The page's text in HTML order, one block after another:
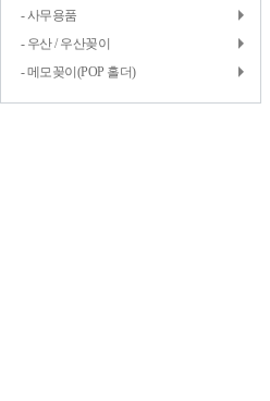
- 사무용품
- 우산 / 우산꽂이
- 메모꽂이(POP 홀더)